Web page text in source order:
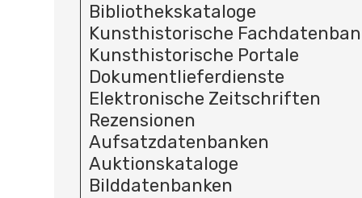
Bibliothekskataloge
Kunsthistorische
Kunsthistorische Portale
Dokumentlieferdienste
Elektronische Zeitschriften
Rezensionen
Aufsatzdatenbanken
Auktionskataloge
Bilddatenbanken